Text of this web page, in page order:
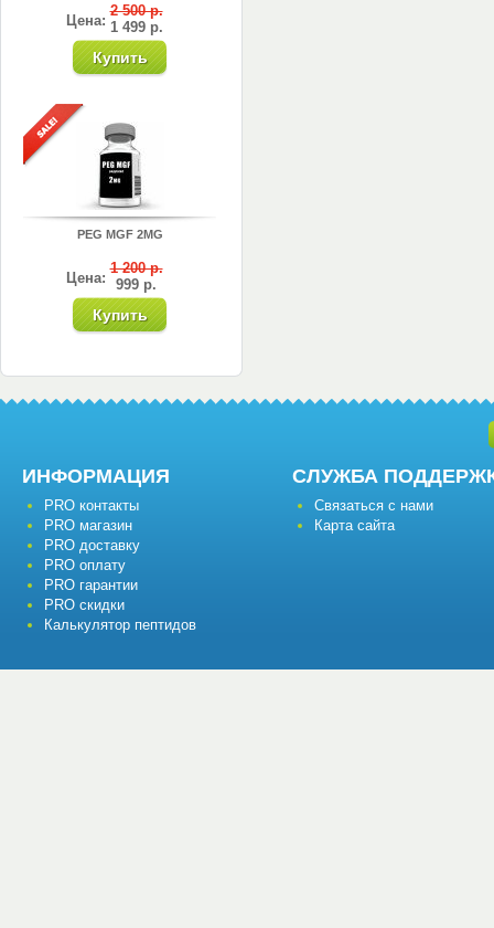
Цена:
2 500 р.
1 499 р.
PEG MGF 2MG
Цена:
1 200 р.
999 р.
ИНФОРМАЦИЯ
PRO контакты
PRO магазин
PRO доставку
PRO оплату
PRO гарантии
PRO скидки
Калькулятор пептидов
СЛУЖБА
Связаться с нами
Карта сайта